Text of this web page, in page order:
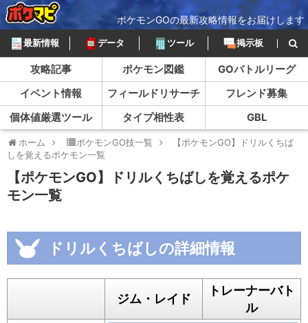
ポケモンGOの最新攻略情報をお届けします
最新情報 データ ツール 掲示板
攻略記事 ポケモン図鑑
GOバトルリーグ
イベント情報
フィールドリサーチ
フレンド募集
個体値厳選ツール
タイプ相性表 GBL
ホーム ポケモンGO技一覧
【ポケモンGO】ドリルくちば
しを覚えるポケモン一覧
【ポケモンGO】ドリルくちばしを覚えるポケ
モン一覧
ドリルくちばしの詳細情報
ジム・レイド
トレーナーバト
ル